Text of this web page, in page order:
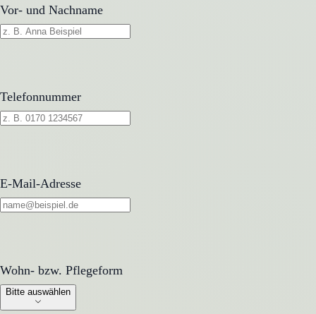
Vor- und Nachname
Telefonnummer
E-Mail-Adresse
Wohn- bzw. Pflegeform
Wohn- bzw. Pflegeform
Bitte auswählen